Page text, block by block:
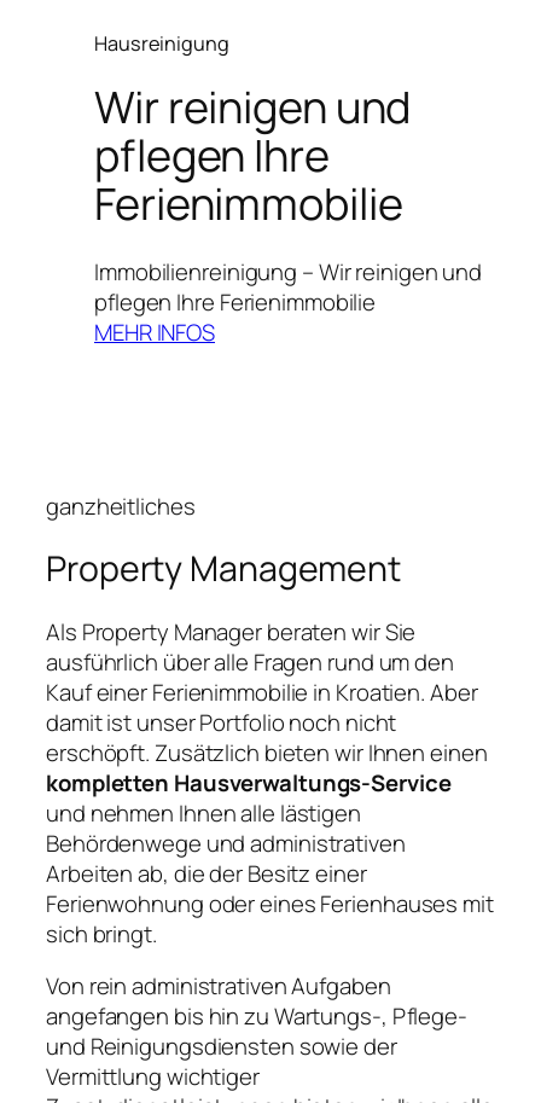
Hausreinigung
Wir reinigen und
pflegen Ihre
Ferienimmobilie
Immobilienreinigung – Wir reinigen und
pflegen Ihre Ferienimmobilie
MEHR INFOS
ganzheitliches
Property Management
Als Property Manager beraten wir Sie
ausführlich über alle Fragen rund um den
Kauf einer Ferienimmobilie in Kroatien. Aber
damit ist unser Portfolio noch nicht
erschöpft. Zusätzlich bieten wir Ihnen einen
kompletten Hausverwaltungs-Service
und nehmen Ihnen alle lästigen
Behördenwege und administrativen
Arbeiten ab, die der Besitz einer
Ferienwohnung oder eines Ferienhauses mit
sich bringt.
Von rein administrativen Aufgaben
angefangen bis hin zu Wartungs-, Pflege-
und Reinigungsdiensten sowie der
Vermittlung wichtiger